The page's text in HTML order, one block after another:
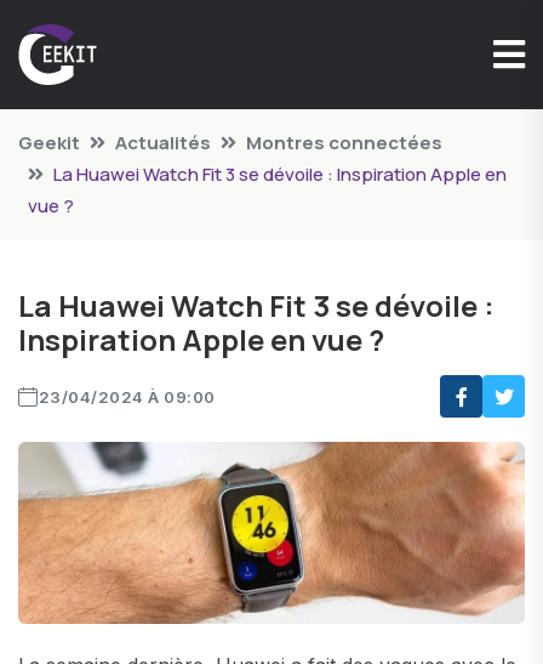
Geekit Actualités
Montres connectées
La Huawei Watch Fit 3 se dévoile : Inspiration Apple en
vue ?
La Huawei Watch Fit 3 se dévoile :
Inspiration Apple en vue ?
23/04/2024 À 09:00